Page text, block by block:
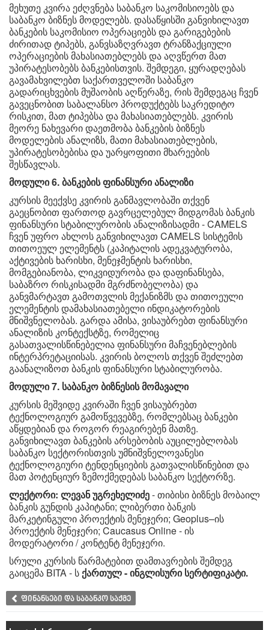
მეხუთე კვირა ეძღვნება საბანკო საკომისიოებს და
საბანკო ბიზნეს მოდელებს. დასაწყისში განვიხილავთ
ბანკების საკომისიო ოპერაციებს და გარიგებების
ძირითად ტიპებს, განვსაზღვრავთ ტრანზაქციული
ოპერაციების მახასიათებლებს და აღვწერთ მათ
უპირატესობებს ბანკებისთვის. შემდეგი, ყურადღებას
გავამახვილებთ საქართველოში საბანკო
გადარიცხვების მუშაობის აღწერაზე, რის შემდეგაც ჩვენ
გავეცნობით საბალანსო პროდუქტებს საკრედიტო
რისკით, მათ ტიპებსა და მახასიათებლებს. კვირის
მეორე ნახევარი დაეთმობა ბანკების ბიზნეს
მოდელების ანალიზს, მათი მახასიათებლების,
უპირატესობებისა და უარყოფითი მხარეების
შესწავლას.
მოდული 6. ბანკების ფინანსური ანალიზი
კურსის მეექვსე კვირის განმავლობაში თქვენ
გაეცნობით ფართოდ გავრცელებულ მიდგომას ბანკის
ფინანსური სტაბილურობის ანალიზისადმი - CAMELS
ჩვენ უფრო ახლოს განვიხილავთ CAMELS სისტემის
თითოეულ ელემენტს (კაპიტალის ადეკვატურობა,
აქტივების ხარისხი, მენეჯმენტის ხარისხი,
მომგებიანობა, ლიკვიდურობა და დაფინანსება,
საბაზრო რისკისადმი მგრძნობელობა) და
განვმარტავთ გამოთვლის მექანიზმს და თითოეული
ელემენტის დამახასიათებელი ინდიკატორების
მნიშვნელობას. გარდა ამისა, ვისაუბრებთ ფინანსური
ანალიზის კონტექსტზე, რომელიც
გასათვალისწინებელია ფინანსური მაჩვენებლების
ინტერპრეტაციისას. კვირის ბოლოს თქვენ შეძლებთ
გაანალიზოთ ბანკის ფინანსური სტაბილურობა.
მოდული 7. საბანკო ბიზნესის მომავალი
კურსის მეშვიდე კვირაში ჩვენ ვისაუბრებთ
ტექნოლოგიურ გამოწვევებზე, რომლებსაც ბანკები
აწყდებიან და როგორ რეაგირებენ მათზე.
განვიხილავთ ბანკების არსებობის აუცილებლობას
საბანკო სექტორისთვის უმნიშვნელოვანესი
ტექნოლოგიური ტენდენციების გათვალისწინებით და
მათ პოტენციურ ზემოქმედებას საბანკო სექტორზე.
ლექტორი: ლევან უგრეხელიძე- თიბისი ბიზნეს მობაილ
ბანკის გუნდის კაპიტანი; ლიბერთი ბანკის
მარკეტინგული პროექტის მენეჯერი; Geoplus–ის
პროექტის მენეჯერი; Caucasus Online - ის
მოდერატორი / კონტენტ მენეჯერი.
სრული კურსის წარმატებით დამთავრების შემდეგ
გაიცემა BITA - სქართულ - ინგლისურისერტიფიკატი.
ფინანსები და საბანკო საქმე